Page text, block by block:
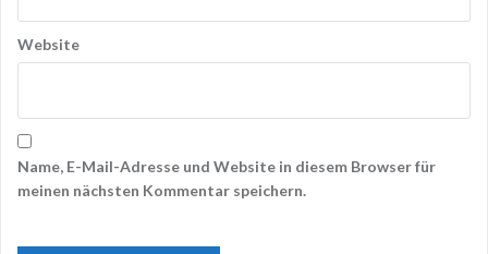
Website
Name, E-Mail-Adresse und Website in diesem Browser für
meinen nächsten Kommentar speichern.